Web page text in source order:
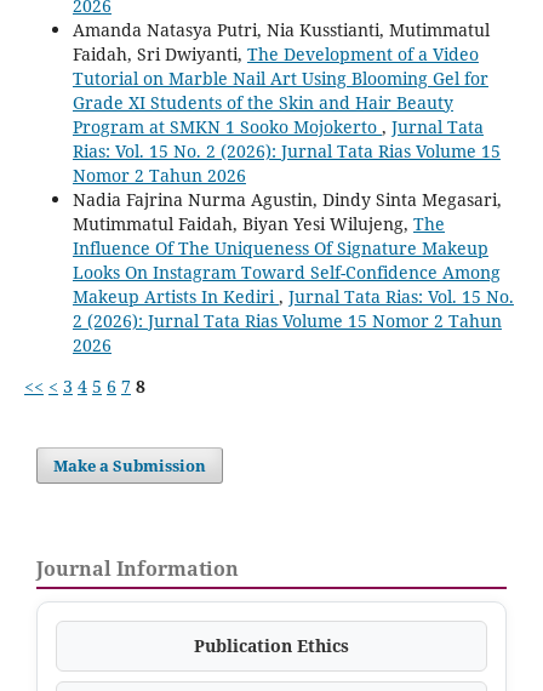
2026
Amanda Natasya Putri, Nia Kusstianti, Mutimmatul
Faidah, Sri Dwiyanti, The Development of a Video
Tutorial on Marble Nail Art Using Blooming Gel for
Grade XI Students of the Skin and Hair Beauty
Program at SMKN 1 Sooko Mojokerto , Jurnal Tata
Rias: Vol. 15 No. 2 (2026): Jurnal Tata Rias Volume 15
Nomor 2 Tahun 2026
Nadia Fajrina Nurma Agustin, Dindy Sinta Megasari,
Mutimmatul Faidah, Biyan Yesi Wilujeng, The
Influence Of The Uniqueness Of Signature Makeup
Looks On Instagram Toward Self-Confidence Among
Makeup Artists In Kediri , Jurnal Tata Rias: Vol. 15 No.
2 (2026): Jurnal Tata Rias Volume 15 Nomor 2 Tahun
2026
<< < 3 4 5 6 7 8
Make a Submission
Journal Information
Publication Ethics